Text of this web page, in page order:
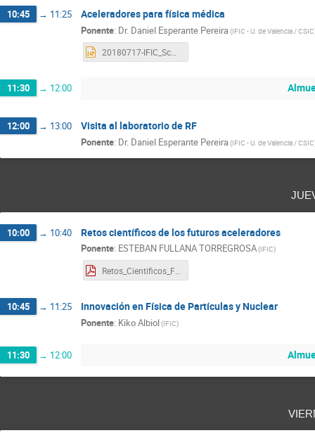
10:45 → 11:25 Aceleradores para física médica
Ponente: Dr. Daniel Esperante Pereira(IFIC - U. de Valencia / CSIC
20180717-IFIC_School.pptx
11:30 → 12:00
12:00 → 13:00 Visita al laboratorio de RF
Ponente: Dr. Daniel Esperante Pereira(IFIC - U. de Valencia / CSIC
10:00 → 10:40 Retos científicos de los futuros aceleradores
Ponente: ESTEBAN FULLANA TORREGROSA(IFIC)
Retos_Cientificos_Futuros_Aceleradores.pdf
10:45 → 11:25 Innovación en Física de Partículas y Nuclear
Ponente: Kiko Albiol(IFIC)
11:30 → 12:00